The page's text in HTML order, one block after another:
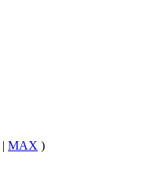
| MAX )